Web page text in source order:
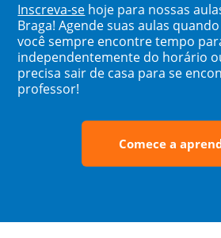
Inscreva-se hoje para nossas
Braga! Agende suas aulas
você sempre encontre tempo
independentemente do horário
precisa sair de casa para se
professor!
Comece a